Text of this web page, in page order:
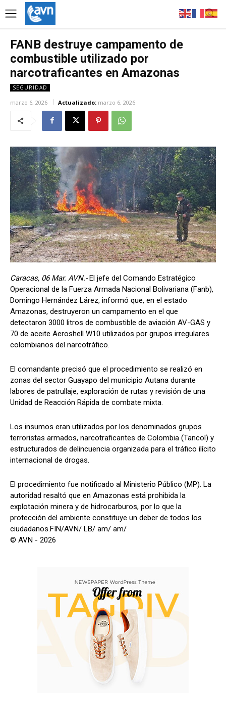
FANB destruye campamento de
combustible utilizado por
narcotraficantes en Amazonas
SEGURIDAD
marzo 6, 2026 Actualizado: marzo 6, 2026
Caracas, 06 Mar. AVN.- El jefe del Comando Estratégico
Operacional de la Fuerza Armada Nacional Bolivariana (Fanb),
Domingo Hernández Lárez, informó que, en el estado
Amazonas, destruyeron un campamento en el que
detectaron 3000 litros de combustible de aviación AV-GAS y
70 de aceite Aeroshell W10 utilizados por grupos irregulares
colombianos del narcotráfico.
El comandante precisó que el procedimiento se realizó en
zonas del sector Guayapo del municipio Autana durante
labores de patrullaje, exploración de rutas y revisión de una
Unidad de Reacción Rápida de combate mixta.
Los insumos eran utilizados por los denominados grupos
terroristas armados, narcotraficantes de Colombia (Tancol) y
estructurados de delincuencia organizada para el tráfico ilícito
internacional de drogas.
El procedimiento fue notificado al Ministerio Público (MP). La
autoridad resaltó que en Amazonas está prohibida la
explotación minera y de hidrocarburos, por lo que la
protección del ambiente constituye un deber de todos los
ciudadanos.FIN/AVN/ LB/ am/ am/
© AVN - 2026